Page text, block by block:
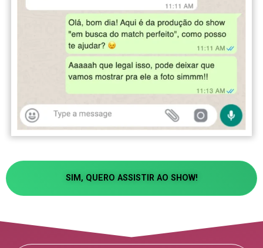
SIM, QUERO ASSISTIR AO SHOW!